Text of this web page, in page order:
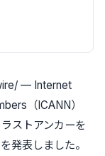
— Internet
（ICANN）
ストアンカーを
発表しました。